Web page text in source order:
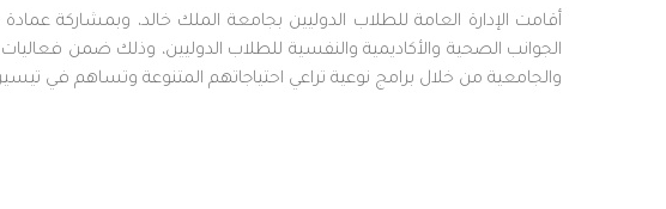
أقامت الإدارة العامة للطلاب الدوليين بجامعة الملك خالد، وبمشاركة
والجامعية من خلال برامج نوعية تراعي احتياجاتهم المتنوعة وتساهم في